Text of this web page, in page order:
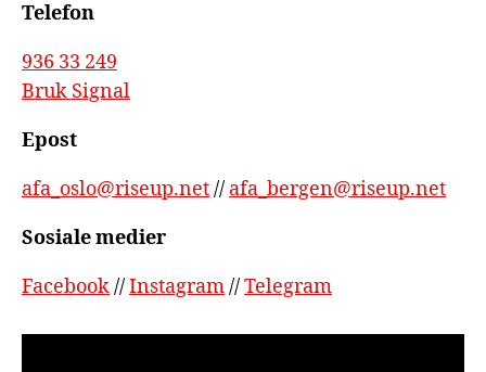
Telefon
936 33 249
Bruk Signal
Epost
afa_oslo@riseup.net// afa_bergen@riseup.net
Sosiale medier
Facebook//Instagram//Telegram